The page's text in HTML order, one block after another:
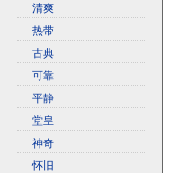
清爽
热带
古典
可靠
平静
堂皇
神奇
怀旧